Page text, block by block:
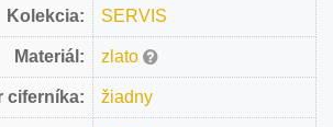
Kolekcia: SERVIS
Materiál: zlato
ciferníka: žiadny